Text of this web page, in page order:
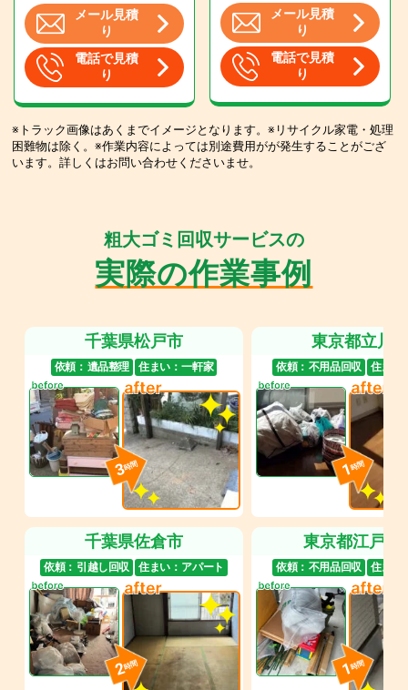
メール見積
り
電話で見積
り
メール見積
り
電話で見積
り
※トラック画像はあくまでイメージとなります。※リサイクル家電・処理
困難物は除く。※作業内容によっては別途費用がが発生することがござ
います。詳しくはお問い合わせくださいませ。
粗大ゴミ回収サービスの
実際の作業事例
千葉県松戸市
依頼： 遺品整理 住まい： 一軒家
3時間
東京都立川
依頼： 不用品回収 住まい
1時間
千葉県佐倉市
依頼： 引越し回収 住まい： アパート
2時間
東京都江戸川
依頼： 不用品回収 住まい
1時間